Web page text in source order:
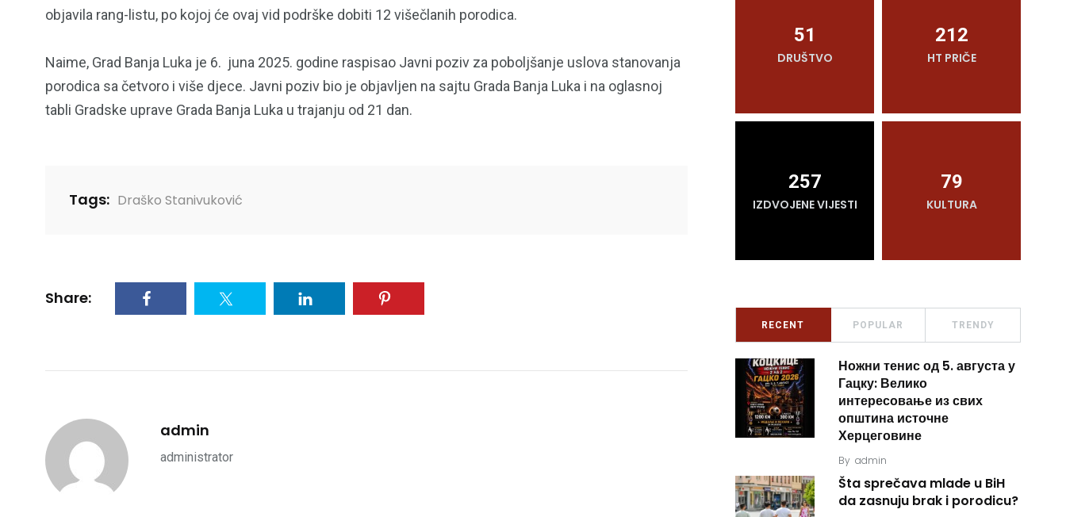
objavila rang-listu, po kojoj će ovaj vid podrške dobiti 12 višečlanih porodica.
Naime, Grad Banja Luka je 6. juna 2025. godine raspisao Javni poziv za poboljšanje uslova stanovanja
porodica sa četvoro i više djece. Javni poziv bio je objavljen na sajtu Grada Banja Luka i na oglasnoj
tabli Gradske uprave Grada Banja Luka u trajanju od 21 dan.
Tags: Draško Stanivuković
Share:
admin
administrator
OPŠTINE I GRADOVI POLITIKA
SPORT
TRADICIJA TURIZAM
51
DRUŠTVO
212
HT PRIČE
257
IZDVOJENE VIJESTI
79
KULTURA
RECENT POPULAR TRENDY
Ножни тенис од 5. августа у
Гацку: Велико
интересовање из свих
општина источне
Херцеговине
By admin
Šta sprečava mlade u BiH
da zasnuju brak i porodicu?